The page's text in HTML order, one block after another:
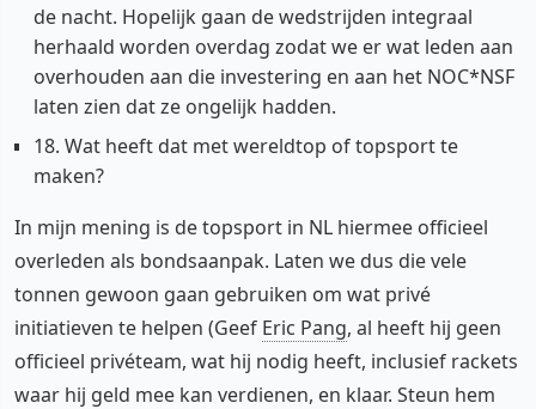
de nacht. Hopelijk gaan de wedstrijden integraal
herhaald worden overdag zodat we er wat leden aan
overhouden aan die investering en aan het NOC*NSF
laten zien dat ze ongelijk hadden.
18. Wat heeft dat met wereldtop of topsport te
maken?
In mijn mening is de topsport in NL hiermee officieel
overleden als bondsaanpak. Laten we dus die vele
tonnen gewoon gaan gebruiken om wat privé
initiatieven te helpen (Geef Eric Pang, al heeft hij geen
officieel privéteam, wat hij nodig heeft, inclusief rackets
waar hij geld mee kan verdienen, en klaar. Steun hem